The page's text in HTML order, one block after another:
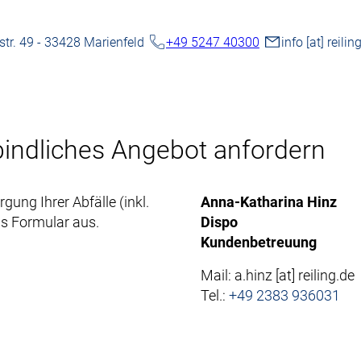
49 - 33428 Marienfeld +49 5247 40300 info[at]
Angebot anfordern
Ihrer Abfälle (inkl.
Formular aus.
Anna-Katharina Hinz
Dispo
Kundenbetreuung
Mail: a.hinz [at] reiling.de
Tel.: +49 2383 936031